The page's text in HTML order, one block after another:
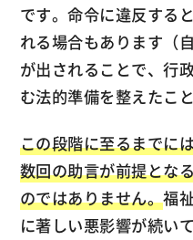
です。命令に違反する
れる場合もあります（
が出されることで、行
む法的準備を整えたこ
この段階に至るまでに
数回の助言が前提とな
のではありません。福
に著しい悪影響が続い